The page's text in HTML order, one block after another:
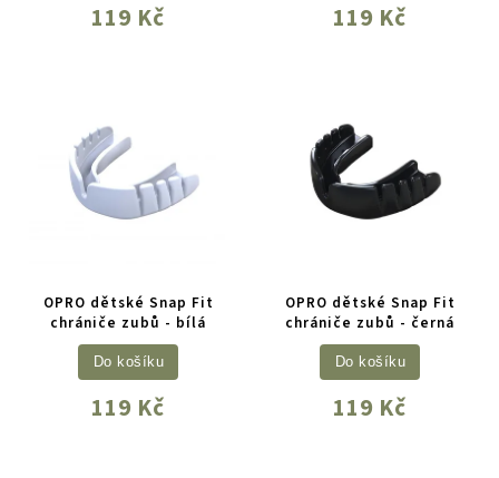
119 Kč 119 Kč
OPRO dětské Snap Fit
chrániče zubů - bílá
119 Kč
Do košíku
OPRO dětské Snap Fit
chrániče zubů - černá
119 Kč
Do košíku